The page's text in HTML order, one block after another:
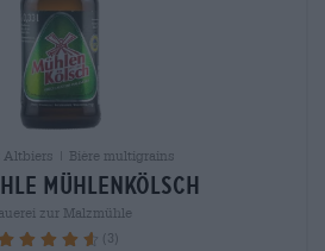
Altbiers | Bière multigrains
mühlenkölsch
zur Malzmühle
93.33% (3)